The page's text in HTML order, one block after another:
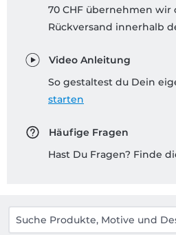
70 CHF übernehmen wir
Rückversand innerhalb
Video Anleitung
So gestaltest du Dein
starten
Häufige Fragen
Hast Du Fragen? Finde